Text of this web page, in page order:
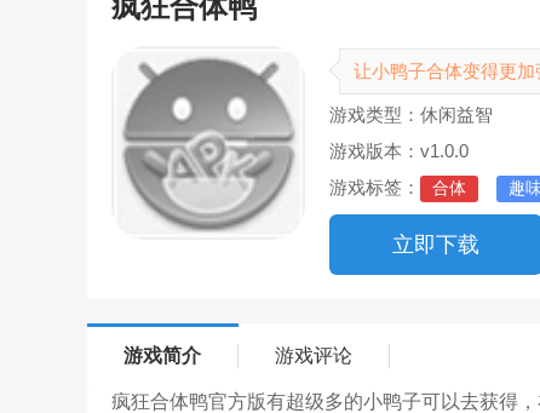
疯狂合体鸭
让小鸭子合体变得更加
游戏类型：休闲益智
游戏版本：v1.0.0
游戏标签：
合体 趣
立即下载
游戏简介 游戏评论
疯狂合体鸭官方版有超级多的小鸭子可以去获得